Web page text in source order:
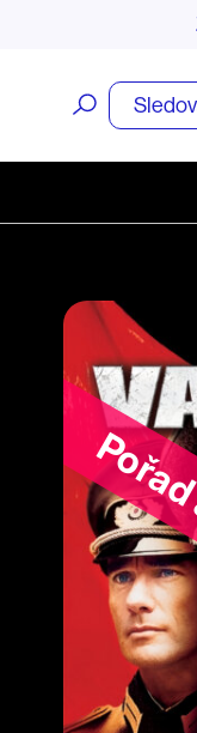
Otevřít